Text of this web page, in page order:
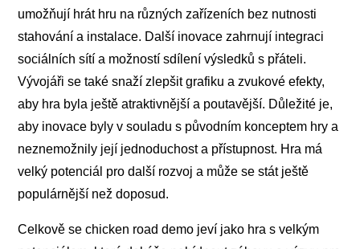
umožňují hrát hru na různých zařízeních bez nutnosti
stahování a instalace. Další inovace zahrnují integraci
sociálních sítí a možností sdílení výsledků s přáteli.
Vývojáři se také snaží zlepšit grafiku a zvukové efekty,
aby hra byla ještě atraktivnější a poutavější. Důležité je,
aby inovace byly v souladu s původním konceptem hry a
neznemožnily její jednoduchost a přístupnost. Hra má
velký potenciál pro další rozvoj a může se stát ještě
populárnější než doposud.
Celkově se chicken road demo jeví jako hra s velkým